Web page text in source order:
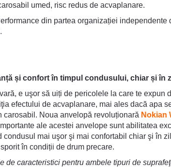
umed, risc redus de acvaplanare.
din partea organizației independente
și confort în timpul condusului, chiar și în
e uşor să uiți de pericolele la care te expun
efectului de acvaplanare, mai ales dacă apa
carosabil. Noua anvelopă revoluționară Nokian
ale acestei anvelope sunt abilitatea
mai uşor şi mai confortabil chiar şi în
în condiții de drum precare.
de caracteristici pentru ambele tipuri de